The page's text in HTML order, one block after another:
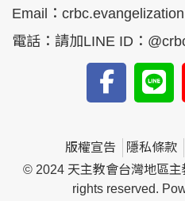
Email：
電話： 請加LINE ID：
版權宣告 隱私條款
© 2024 天主教會台灣地區
rights reserved.